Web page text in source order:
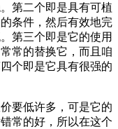
第二个即是具有可植
条件，然后有效地完
第三个即是它的使用
常的替换它，而且咱
个即是它具有很强的
要低许多，可是它的
常的好，所以在这个